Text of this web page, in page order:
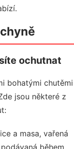
ochutnat
bohatými chutěmi
jsou některé z
a masa, vařená
během